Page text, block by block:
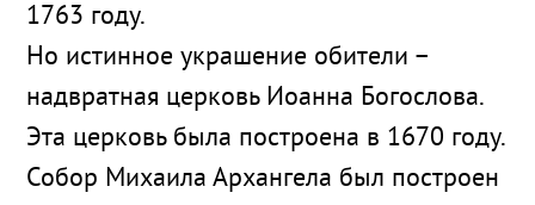
1763 году.
Но истинное украшение обители –
надвратная церковь Иоанна Богослова.
Эта церковь была построена в 1670 году.
Собор Михаила Архангела был построен